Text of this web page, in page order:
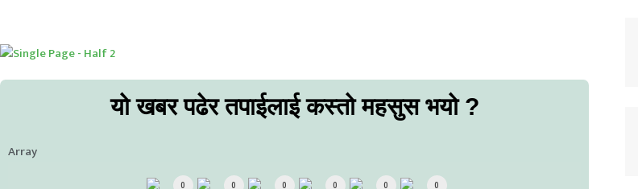
यो खबर पढेर तपाईलाई कस्तो महसुस भयो ?
Array
0 0 0 0 0 0